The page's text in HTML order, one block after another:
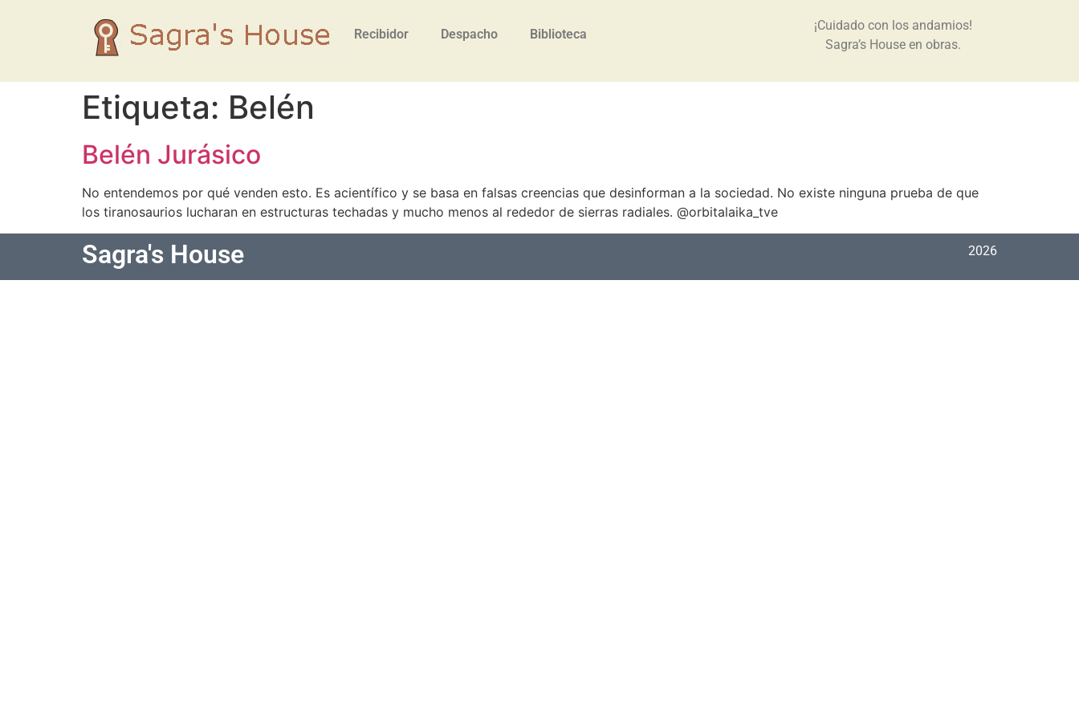
Recibidor Despacho Biblioteca
¡Cuidado con los andamios!
Sagra’s House en obras.
Etiqueta: Belén
Belén Jurásico
No entendemos por qué venden esto. Es acientífico y se basa en falsas creencias que desinforman a la sociedad. No existe ninguna prueba de que
los tiranosaurios lucharan en estructuras techadas y mucho menos al rededor de sierras radiales. @orbitalaika_tve
Sagra's House 2026